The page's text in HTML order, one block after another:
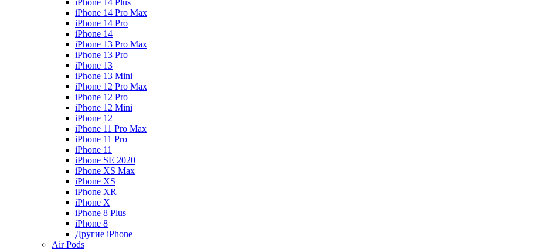
iPhone 14 Plus
iPhone 14 Pro Max
iPhone 14 Pro
iPhone 14
iPhone 13 Pro Max
iPhone 13 Pro
iPhone 13
iPhone 13 Mini
iPhone 12 Pro Max
iPhone 12 Pro
iPhone 12 Mini
iPhone 12
iPhone 11 Pro Max
iPhone 11 Pro
iPhone 11
iPhone SE 2020
iPhone XS Max
iPhone XS
iPhone XR
iPhone X
iPhone 8 Plus
iPhone 8
Другие iPhone
Air Pods